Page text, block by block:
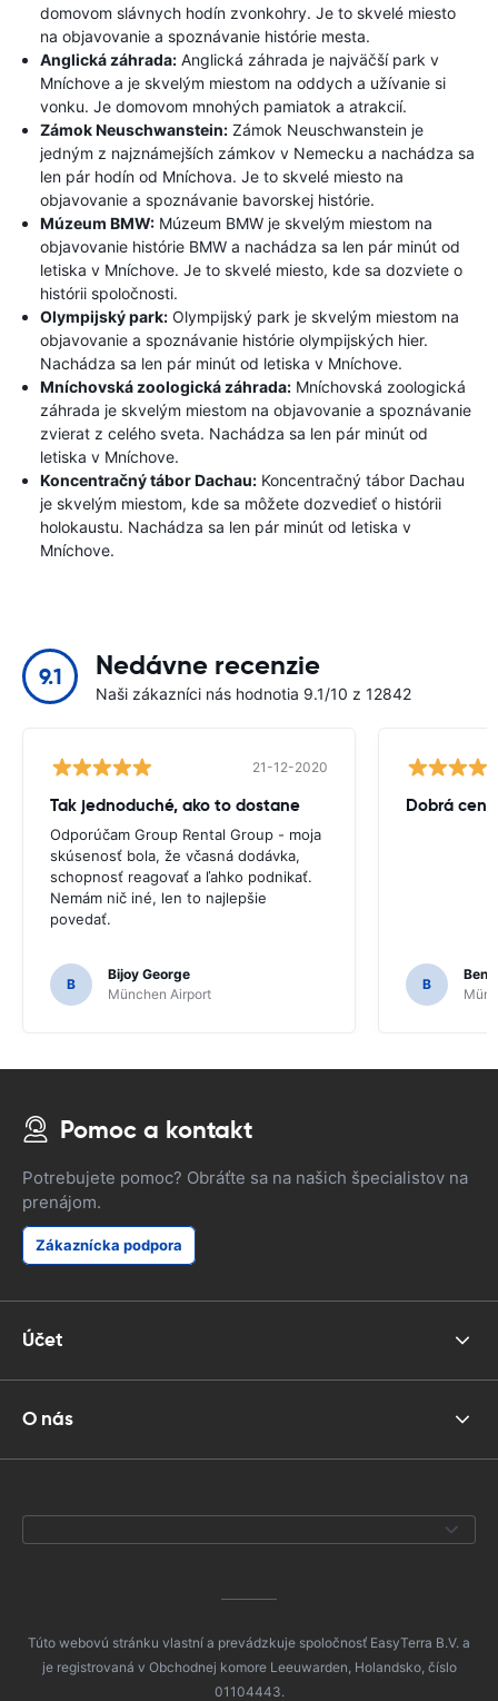
domovom slávnych hodín zvonkohry. Je to skvelé miesto
na objavovanie a spoznávanie histórie mesta.
Anglická záhrada: Anglická záhrada je najväčší park v
Mníchove a je skvelým miestom na oddych a užívanie si
vonku. Je domovom mnohých pamiatok a atrakcií.
Zámok Neuschwanstein: Zámok Neuschwanstein je
jedným z najznámejších zámkov v Nemecku a nachádza sa
len pár hodín od Mníchova. Je to skvelé miesto na
objavovanie a spoznávanie bavorskej histórie.
Múzeum BMW: Múzeum BMW je skvelým miestom na
objavovanie histórie BMW a nachádza sa len pár minút od
letiska v Mníchove. Je to skvelé miesto, kde sa dozviete o
histórii spoločnosti.
Olympijský park: Olympijský park je skvelým miestom na
objavovanie a spoznávanie histórie olympijských hier.
Nachádza sa len pár minút od letiska v Mníchove.
Mníchovská zoologická záhrada: Mníchovská zoologická
záhrada je skvelým miestom na objavovanie a spoznávanie
zvierat z celého sveta. Nachádza sa len pár minút od
letiska v Mníchove.
Koncentračný tábor Dachau: Koncentračný tábor Dachau
je skvelým miestom, kde sa môžete dozvedieť o histórii
holokaustu. Nachádza sa len pár minút od letiska v
Mníchove.
9.1 Nedávne recenzie
Naši zákazníci nás hodnotia 9.1/10 z 12842
21-12-2020
Tak jednoduché, ako to dostane
Odporúčam Group Rental Group - moja
skúsenosť bola, že včasná dodávka,
schopnosť reagovať a ľahko podnikať.
Nemám nič iné, len to najlepšie
povedať.
B
Bijoy George
München Airport
Dobrá
B
Pomoc a kontakt
Potrebujete pomoc? Obráťte sa na našich špecialistov na
prenájom.
Zákaznícka podpora
Účet
O nás
Túto webovú stránku vlastní a prevádzkuje spoločnosť EasyTerra B.V. a
je registrovaná v Obchodnej komore Leeuwarden, Holandsko, číslo
01104443.